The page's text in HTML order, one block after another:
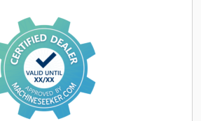
= - Painel de controle